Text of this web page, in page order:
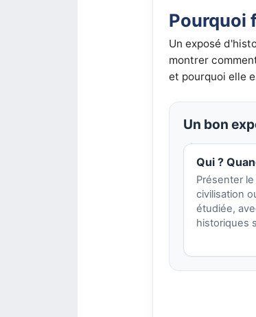
Pourquoi
Un exposé
montrer
et pourquoi elle
Un bon
Qui ?
Présenter
civilisation
étudiée,
historiques